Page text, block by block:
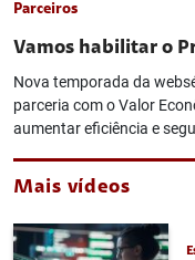
Parceiros
Vamos habilitar o
Nova temporada da
parceria com o Valor
aumentar eficiência e
Mais vídeos